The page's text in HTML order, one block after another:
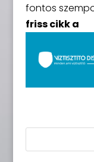
fontos
friss cikk a